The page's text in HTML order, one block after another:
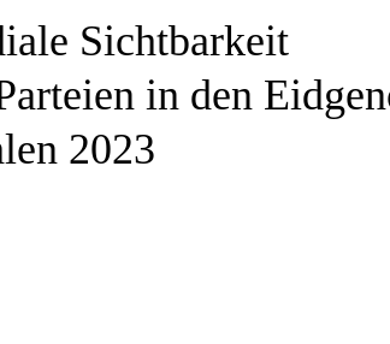
Sichtbarkeit
in den
2023